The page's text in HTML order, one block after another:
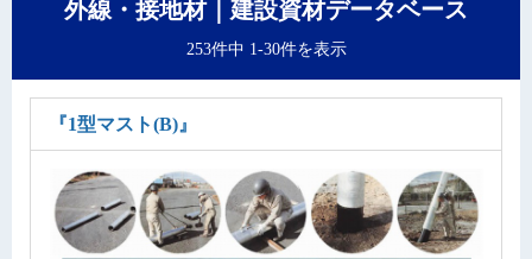
外線・接地材｜建設資材データベース
253件中 1-30件を表示
『1型マスト(B)』